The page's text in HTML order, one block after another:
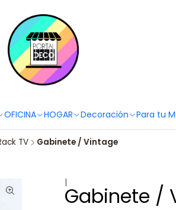
OFICINA HOGAR Decoración Para tu
ayuda? Escríbenos!
TV Gabinete / Vintage
|
Gabinete /